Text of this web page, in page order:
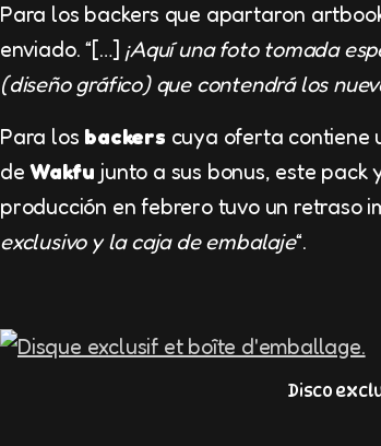
Para los backers que apartaron
enviado. “[…] ¡Aquí una foto tomada
(diseño gráfico) que contendrá los
Para los backers cuya oferta contiene
deWakfu junto a sus bonus, este
producción en febrero tuvo un retraso
exclusivo y la caja de embalaje“.
Disco